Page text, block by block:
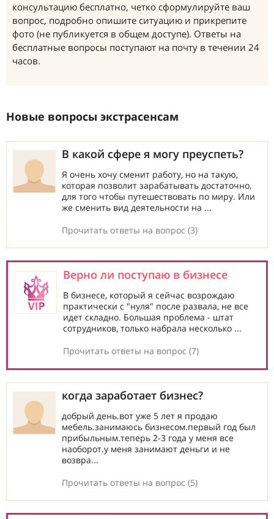
консультацию бесплатно, четко сформулируйте ваш
вопрос, подробно опишите ситуацию и прикрепите
фото (не публикуется в общем доступе). Ответы на
бесплатные вопросы поступают на почту в течении 24
часов.
Новые вопросы экстрасенсам
В какой сфере я могу преуспеть?
Я очень хочу сменит работу, но на такую,
которая позволит зарабатывать достаточно,
для того чтобы путешествовать по миру. Или
же сменить вид деятельности на ...
Прочитать ответы на вопрос (3)
Верно ли поступаю в бизнесе
В бизнесе, который я сейчас возрождаю
практически с "нуля" после развала, не все
идет складно. Большая проблема - штат
сотрудников, только набрала несколько ...
Прочитать ответы на вопрос (7)
когда заработает бизнес?
добрый день.вот уже 5 лет я продаю
мебель.занимаюсь бизнесом.первый год был
прибыльным.теперь 2-3 года у меня все
наоборот.у меня занимают деньги и не
возвра...
Прочитать ответы на вопрос (5)